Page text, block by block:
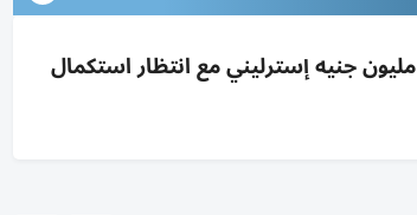
أرسنال يضم برونو غيمارايس من نيوكاسل بعقد طويل الأمد مقابل نحو 75 مليون جنيه إسترليني مع انتظار استكمال